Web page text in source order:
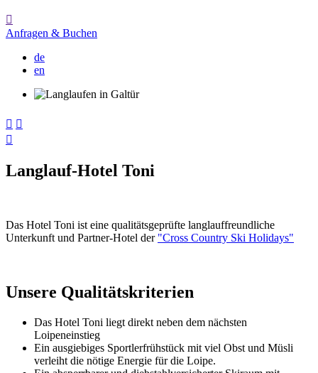

Anfragen & Buchen
de
en
 

Langlauf-Hotel Toni
Das Hotel Toni ist eine qualitätsgeprüfte langlauffreundliche
Unterkunft und Partner-Hotel der "Cross Country Ski Holidays"
Unsere Qualitätskriterien
Das Hotel Toni liegt direkt neben dem nächsten
Loipeneinstieg
Ein ausgiebiges Sportlerfrühstück mit viel Obst und Müsli
verleiht die nötige Energie für die Loipe.